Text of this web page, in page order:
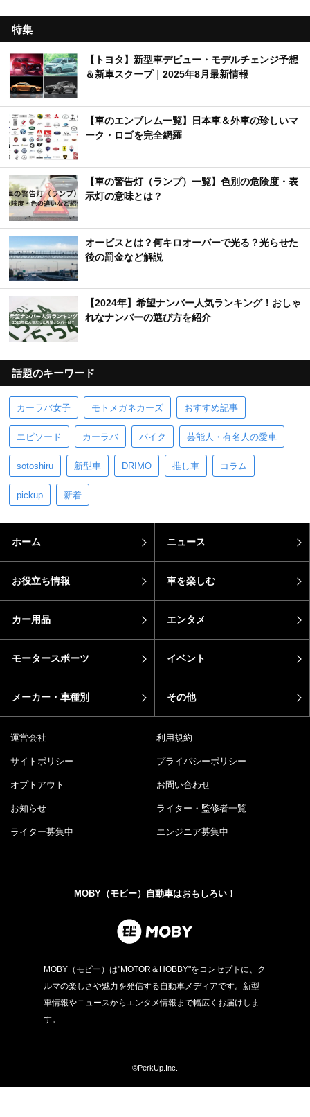
特集
【トヨタ】新型車デビュー・モデルチェンジ予想
＆新車スクープ｜2025年8月最新情報
【車のエンブレム一覧】日本車＆外車の珍しいマ
ーク・ロゴを完全網羅
【車の警告灯（ランプ）一覧】色別の危険度・表
示灯の意味とは？
オービスとは？何キロオーバーで光る？光らせた
後の罰金など解説
【2024年】希望ナンバー人気ランキング！おしゃ
れなナンバーの選び方を紹介
話題のキーワード
カーラバ女子 モトメガネカーズ おすすめ記事
エピソード カーラバ バイク 芸能人・有名人の愛車
sotoshiru 新型車 DRIMO 推し車 コラム
pickup 新着
ホーム ニュース
お役立ち情報 車を楽しむ
カー用品 エンタメ
モータースポーツ イベント
メーカー・車種別 その他
運営会社 利用規約
サイトポリシー プライバシーポリシー
オプトアウト お問い合わせ
お知らせ ライター・監修者一覧
ライター募集中 エンジニア募集中
MOBY（モビー）自動車はおもしろい！
MOBY（モビー）は"MOTOR＆HOBBY"をコンセプトに、ク
ルマの楽しさや魅力を発信する自動車メディアです。新型
車情報やニュースからエンタメ情報まで幅広くお届けしま
す。
©PerkUp.Inc.